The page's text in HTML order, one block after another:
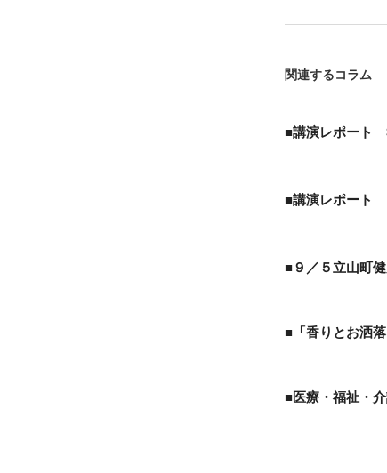
関連するコラム
■講演レポート
■講演レポート
■９／５立山町
■「香りとお洒
■医療・福祉・